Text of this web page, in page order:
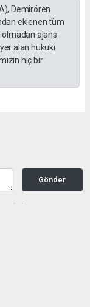
Demirören
eklenen tüm
ajans
alan hukuki
hiç bir
Gönder
ve haberunye.com